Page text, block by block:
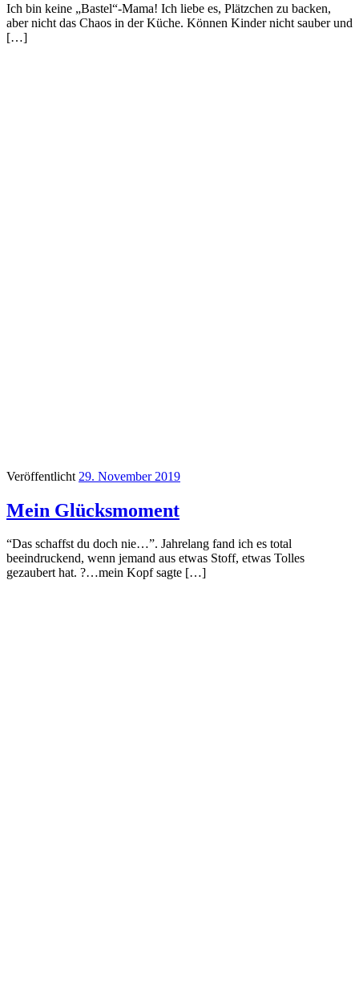
Ich bin keine „Bastel“-Mama! Ich liebe es, Plätzchen zu backen,
aber nicht das Chaos in der Küche. Können Kinder nicht sauber und
[…]
Veröffentlicht 29. November 2019
Mein Glücksmoment
“Das schaffst du doch nie…”. Jahrelang fand ich es total
beeindruckend, wenn jemand aus etwas Stoff, etwas Tolles
gezaubert hat. ?…mein Kopf sagte […]